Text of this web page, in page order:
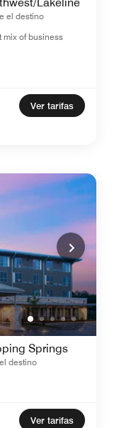
el destino
mix of business
Ver tarifas
Springs
destino
Ver tarifas